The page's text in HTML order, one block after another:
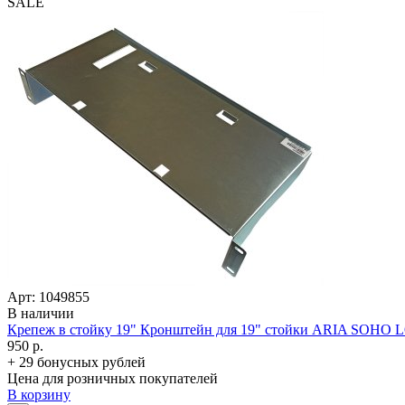
Арт: 1049855
В наличии
Крепеж в стойку 19" Кронштейн для 19" стойки ARIA SOHO
950 р.
+ 29 бонусных рублей
Цена для розничных покупателей
В корзину